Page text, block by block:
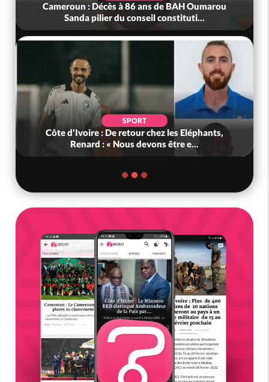
Cameroun : Décès à 86 ans de BAH Oumarou
Sanda pilier du conseil constituti...
SPORT
Côte d'Ivoire : De retour chez les Eléphants,
Renard : « Nous devons être e...